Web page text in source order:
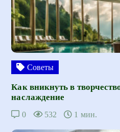
Советы
Как вникнуть в
наслаждение
0 532 1 мин.